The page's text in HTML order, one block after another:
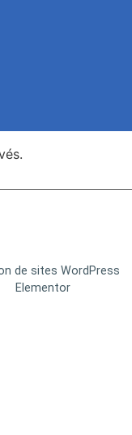
de sites WordPress
Elementor